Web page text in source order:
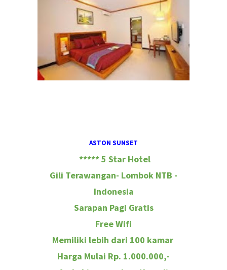
ASTON SUNSET
***** 5 Star Hotel
Gili Terawangan- Lombok NTB -
Indonesia
Sarapan Pagi Gratis
Free Wifi
Memiliki lebih dari 100 kamar
Harga Mulai Rp. 1.000.000,-